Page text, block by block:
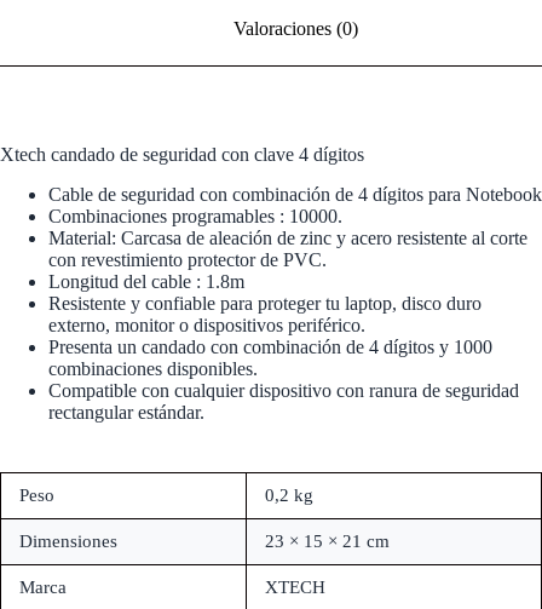
Valoraciones (0)
Xtech candado de seguridad con clave 4 dígitos
Cable de seguridad con combinación de 4 dígitos para Notebook
Combinaciones programables : 10000.
Material: Carcasa de aleación de zinc y acero resistente al corte
con revestimiento protector de PVC.
Longitud del cable : 1.8m
Resistente y confiable para proteger tu laptop, disco duro
externo, monitor o dispositivos periférico.
Presenta un candado con combinación de 4 dígitos y 1000
combinaciones disponibles.
Compatible con cualquier dispositivo con ranura de seguridad
rectangular estándar.
Peso 0,2 kg
Dimensiones 23 × 15 × 21 cm
Marca XTECH